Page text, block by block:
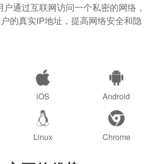
通过互联网访问一个私密的网络，
的真实IP地址，提高网络安全和隐
iOS Android
Linux Chrome